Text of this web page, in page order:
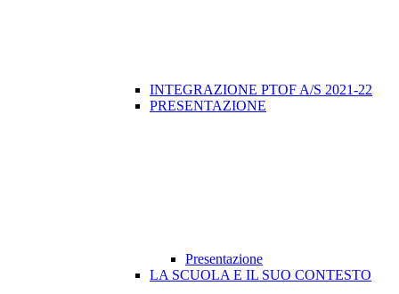
INTEGRAZIONE PTOF A/S 2021-22
PRESENTAZIONE
Presentazione
LA SCUOLA E IL SUO CONTESTO